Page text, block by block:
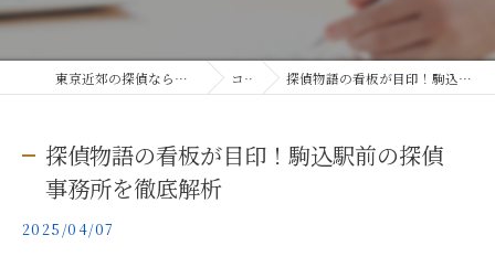
東京近郊の探偵ならアイピーユー探偵事務所 コラム 探偵物語の看板が目印！駒込駅前の探偵事務所を徹底解析
探偵物語の看板が目印！駒込駅前の探偵
事務所を徹底解析
2025/04/07